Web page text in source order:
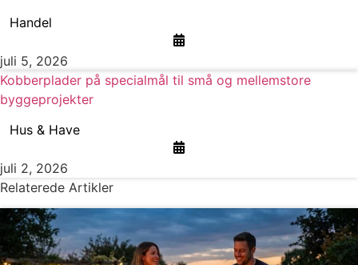
Handel
juli 5, 2026
Kobberplader på specialmål til små og mellemstore
byggeprojekter
Hus & Have
juli 2, 2026
Relaterede Artikler